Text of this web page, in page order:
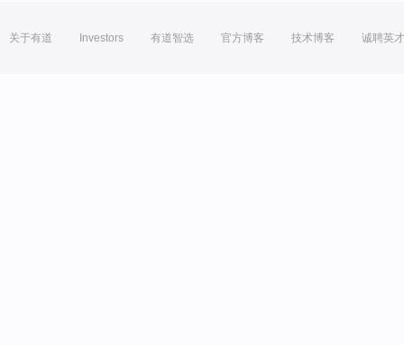
关于有道 Investors 有道智选 官方博客 技术博客 诚聘英才